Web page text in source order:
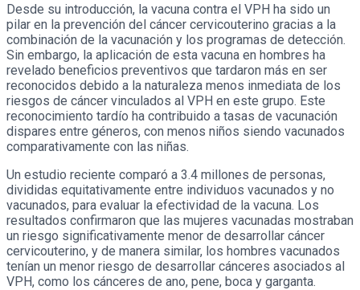
Desde su introducción, la vacuna contra el VPH ha sido un
pilar en la prevención del cáncer cervicouterino gracias a la
combinación de la vacunación y los programas de detección.
Sin embargo, la aplicación de esta vacuna en hombres ha
revelado beneficios preventivos que tardaron más en ser
reconocidos debido a la naturaleza menos inmediata de los
riesgos de cáncer vinculados al VPH en este grupo. Este
reconocimiento tardío ha contribuido a tasas de vacunación
dispares entre géneros, con menos niños siendo vacunados
comparativamente con las niñas.
Un estudio reciente comparó a 3.4 millones de personas,
divididas equitativamente entre individuos vacunados y no
vacunados, para evaluar la efectividad de la vacuna. Los
resultados confirmaron que las mujeres vacunadas mostraban
un riesgo significativamente menor de desarrollar cáncer
cervicouterino, y de manera similar, los hombres vacunados
tenían un menor riesgo de desarrollar cánceres asociados al
VPH, como los cánceres de ano, pene, boca y garganta.